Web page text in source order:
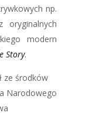
np.
oryginalnych
modern
Story.
ze środków
Narodowego